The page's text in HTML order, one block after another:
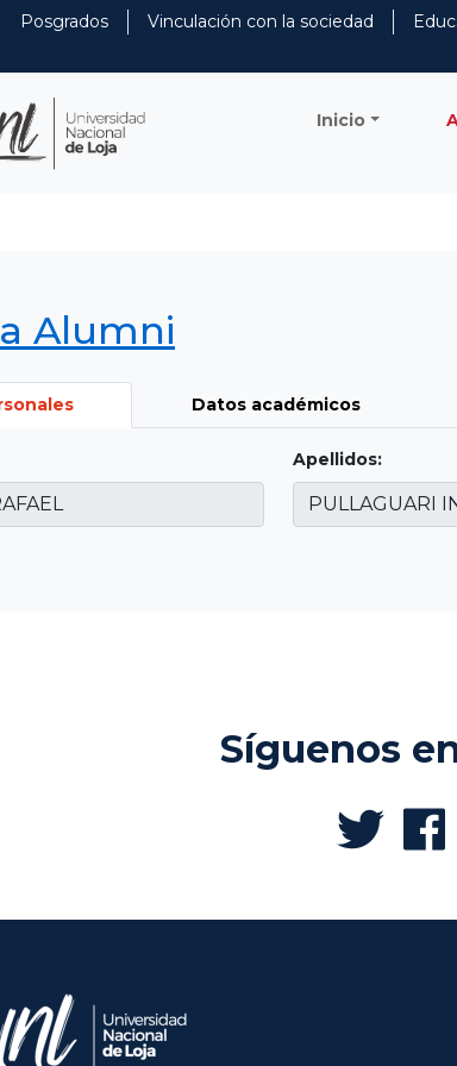
Posgrados Vinculación con la sociedad
Inicio
Alumni
Datos académicos
Apellidos:
Síguenos